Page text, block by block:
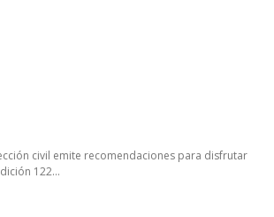
civil emite recomendaciones para disfrutar
122...